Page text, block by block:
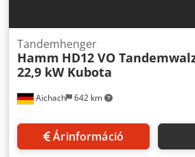
Aichach 642 km
Tandemhenger
Hamm HD12 VO
22,9 kW Kubota
Árinformáció